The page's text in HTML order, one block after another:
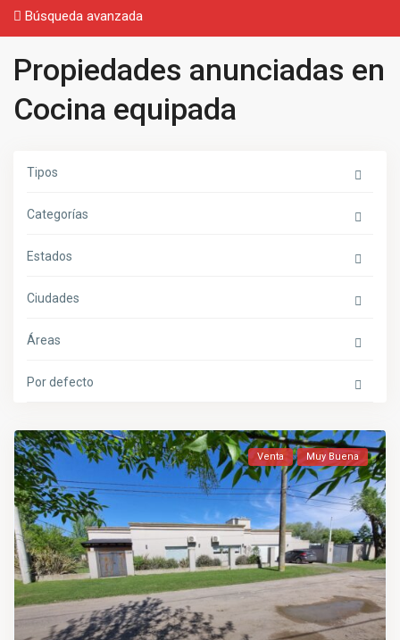
Búsqueda avanzada
Propiedades anunciadas en
Cocina equipada
Tipos
Categorías
Estados
Ciudades
Áreas
Por defecto
Venta Muy Buena